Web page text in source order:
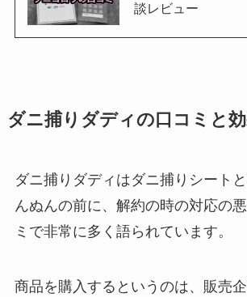
談レビュー
ダニ捕りダディの口コミと
ダニ捕りダディはダニ捕りシート
んぬんの前に、解約の時の対応の
ミで非常に多く語られています。
商品を購入するというのは、販売